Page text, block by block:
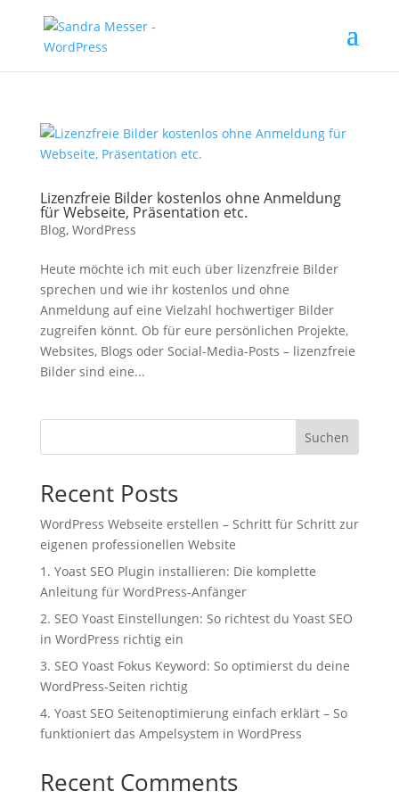
Lizenzfreie Bilder kostenlos ohne Anmeldung
für Webseite, Präsentation etc.
Blog, WordPress
Heute möchte ich mit euch über lizenzfreie Bilder
sprechen und wie ihr kostenlos und ohne
Anmeldung auf eine Vielzahl hochwertiger Bilder
zugreifen könnt. Ob für eure persönlichen Projekte,
Websites, Blogs oder Social-Media-Posts – lizenzfreie
Bilder sind eine...
Suchen
Recent Posts
WordPress Webseite erstellen – Schritt für Schritt zur
eigenen professionellen Website
1. Yoast SEO Plugin installieren: Die komplette
Anleitung für WordPress-Anfänger
2. SEO Yoast Einstellungen: So richtest du Yoast SEO
in WordPress richtig ein
3. SEO Yoast Fokus Keyword: So optimierst du deine
WordPress-Seiten richtig
4. Yoast SEO Seitenoptimierung einfach erklärt – So
funktioniert das Ampelsystem in WordPress
Recent Comments